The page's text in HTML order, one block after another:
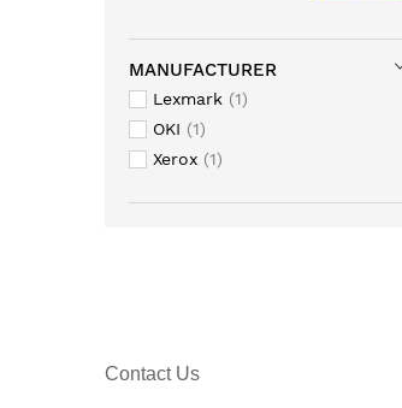
MANUFACTURER
Lexmark
1
OKI
1
Xerox
1
Contact Us